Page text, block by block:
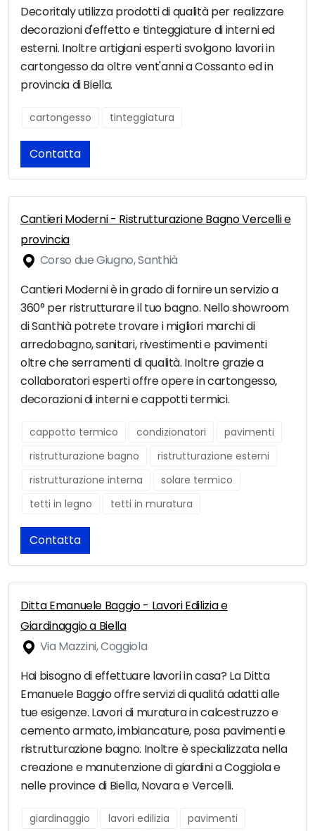
Decoritaly utilizza prodotti di qualità per realizzare
decorazioni d'effetto e tinteggiature di interni ed
esterni. Inoltre artigiani esperti svolgono lavori in
cartongesso da oltre vent'anni a Cossanto ed in
provincia di Biella.
cartongesso tinteggiatura
Contatta
Cantieri Moderni - Ristrutturazione Bagno Vercelli e
provincia
Corso due Giugno, Santhià
Cantieri Moderni è in grado di fornire un servizio a
360° per ristrutturare il tuo bagno. Nello showroom
di Santhià potrete trovare i migliori marchi di
arredobagno, sanitari, rivestimenti e pavimenti
oltre che serramenti di qualità. Inoltre grazie a
collaboratori esperti offre opere in cartongesso,
decorazioni di interni e cappotti termici.
cappotto termico condizionatori
pavimenti
ristrutturazione bagno
ristrutturazione esterni
ristrutturazione interna
solare termico
tetti in legno
tetti in muratura
Contatta
Ditta Emanuele Baggio - Lavori Edilizia e
Giardinaggio a Biella
Via Mazzini, Coggiola
Hai bisogno di effettuare lavori in casa? La Ditta
Emanuele Baggio offre servizi di qualitá adatti alle
tue esigenze. Lavori di muratura in calcestruzzo e
cemento armato, imbiancature, posa pavimenti e
ristrutturazione bagno. Inoltre è specializzata nella
creazione e manutenzione di giardini a Coggiola e
nelle province di Biella, Novara e Vercelli.
giardinaggio lavori edilizia
pavimenti